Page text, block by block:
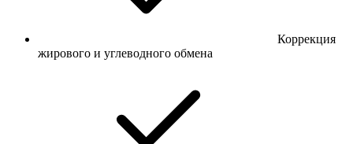
Коррекция
жирового и углеводного обмена